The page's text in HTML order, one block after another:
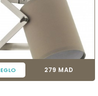
EGLO Prix
279 MAD